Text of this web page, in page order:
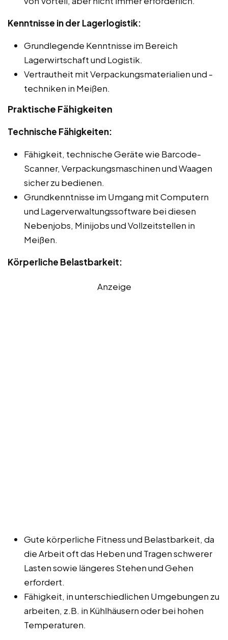
Kenntnisse in der Lagerlogistik:
Grundlegende Kenntnisse im Bereich
Lagerwirtschaft und Logistik.
Vertrautheit mit Verpackungsmaterialien und -
techniken in Meißen.
Praktische Fähigkeiten
Technische Fähigkeiten:
Fähigkeit, technische Geräte wie Barcode-
Scanner, Verpackungsmaschinen und Waagen
sicher zu bedienen.
Grundkenntnisse im Umgang mit Computern
und Lagerverwaltungssoftware bei diesen
Nebenjobs, Minijobs und Vollzeitstellen in
Meißen.
Körperliche Belastbarkeit:
Anzeige
Gute körperliche Fitness und Belastbarkeit, da
die Arbeit oft das Heben und Tragen schwerer
Lasten sowie längeres Stehen und Gehen
erfordert.
Fähigkeit, in unterschiedlichen Umgebungen zu
arbeiten, z.B. in Kühlhäusern oder bei hohen
Temperaturen.